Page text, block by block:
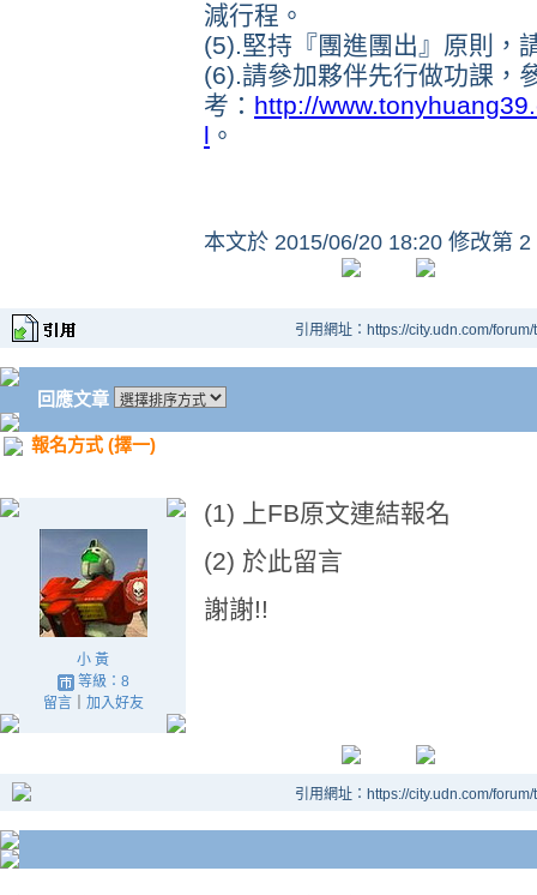
減行程。
(5).堅持『團進團出』原則，
(6).請參加夥伴先行做功課，
考： http://
l 。
本文於 2015/06/20 18:20 修改第 2
引用網址：https://city.udn.com/
回應文章
報名方式 (擇一)
小 黃
等級：8
留言｜ 加入好友
(1) 上FB原文連結報名
(2) 於此留言
謝謝!!
引用網址：https://city.udn.com/